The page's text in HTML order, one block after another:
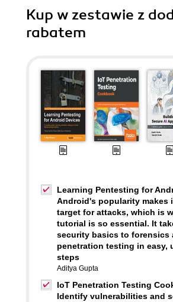
Kup w zestawie z
rabatem
Learning Pentesting for
Android's popularity makes
target for attacks, which is
tutorial is so essential. It
security basics to forensics
penetration testing in easy,
steps
Aditya Gupta
IoT Penetration Testing
Identify vulnerabilities and